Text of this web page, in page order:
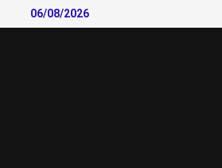
to
06/08/2026